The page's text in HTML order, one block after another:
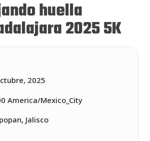
huella
2025 5K
2025
America/Mexico_City
Jalisco